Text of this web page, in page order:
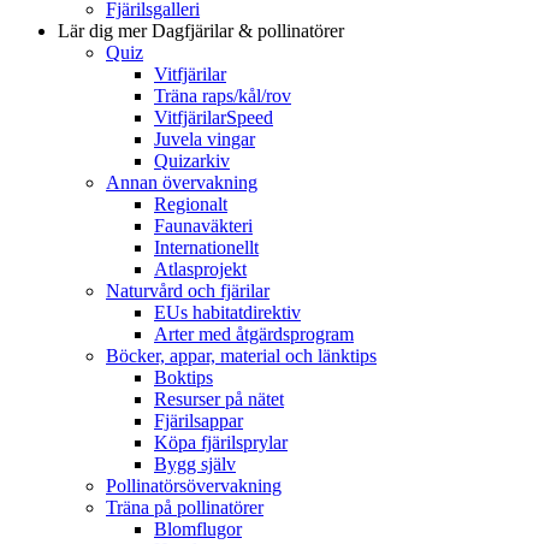
Fjärilsgalleri
Lär dig merDagfjärilar & pollinatörer
Quiz
Vitfjärilar
Träna raps/kål/rov
VitfjärilarSpeed
Juvela vingar
Quizarkiv
Annan övervakning
Regionalt
Faunaväkteri
Internationellt
Atlasprojekt
Naturvård och fjärilar
EUs habitatdirektiv
Arter med åtgärdsprogram
Böcker, appar, material och länktips
Boktips
Resurser på nätet
Fjärilsappar
Köpa fjärilsprylar
Bygg själv
Pollinatörsövervakning
Träna på pollinatörer
Blomflugor